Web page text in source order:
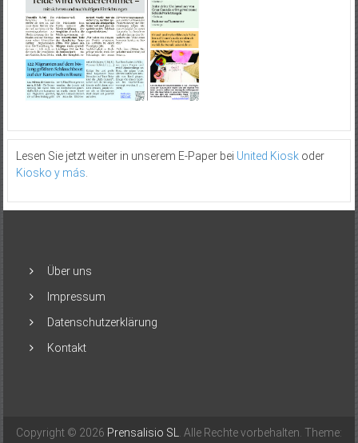
Lesen Sie jetzt weiter in unserem E-Paper bei United Kioskoder
Kiosko y más.
Über uns
Impressum
Datenschutzerklärung
Kontakt
Copyright © 2026 Prensalisio SL. Alle Rechte vorbehalten. Theme: